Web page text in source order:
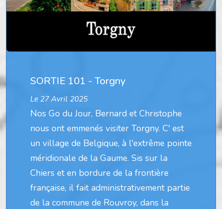
SORTIE 101 - Torgny
Le 27 Avril 2025
Nos Go du Jour, Bernard et Christophe
nous ont emmenés visiter Torgny. C' est
un village de Belgique, à l'extrême pointe
méridionale de la Gaume. Sis sur la
Chiers et en bordure de la frontière
française, il fait administrativement partie
de la commune de Rouvroy, dans la